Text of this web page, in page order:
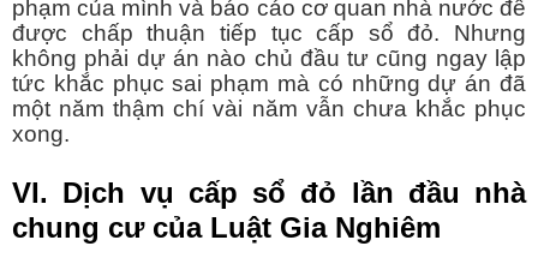
phạm của mình và báo cáo cơ quan nhà nước để
được chấp thuận tiếp tục cấp sổ đỏ. Nhưng
không phải dự án nào chủ đầu tư cũng ngay lập
tức khắc phục sai phạm mà có những dự án đã
một năm thậm chí vài năm vẫn chưa khắc phục
xong.
VI. Dịch vụ cấp sổ đỏ lần đầu nhà
chung cưcủa Luật Gia Nghiêm